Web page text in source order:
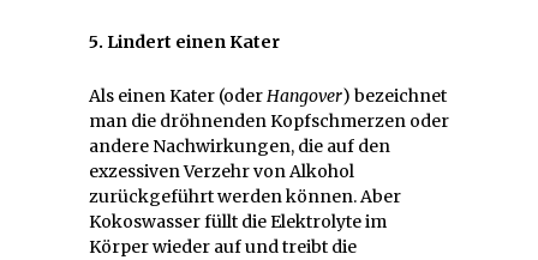
5. Lindert einen Kater
Als einen Kater (oderHangover) bezeichnet
man die dröhnenden Kopfschmerzen oder
andere Nachwirkungen, die auf den
exzessiven Verzehr von Alkohol
zurückgeführt werden können. Aber
Kokoswasser füllt die Elektrolyte im
Körper wieder auf und treibt die